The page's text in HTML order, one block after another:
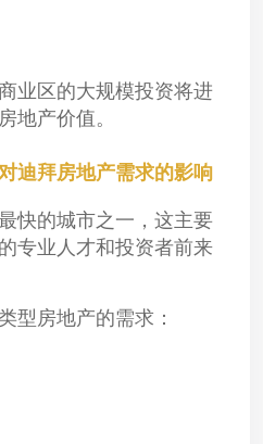
业区的大规模投资将进
地产价值。
迪拜房地产需求的影响
快的城市之一，这主要
专业人才和投资者前来
型房地产的需求：